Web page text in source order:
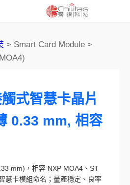
> Smart Card Module >
式智慧卡晶片
0.33 mm, 相容
mm)，相容 NXP MOA4、ST
慧卡模組命名；量產穩定、良率